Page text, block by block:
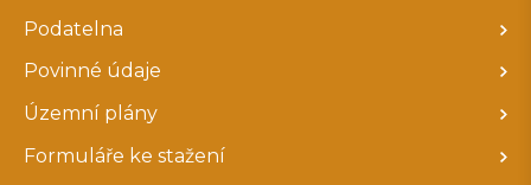
Podatelna
Povinné údaje
Územní plány
Formuláře ke stažení